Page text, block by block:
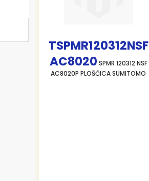
TSPMR120312NSF
AC8020 SPMR 120312 NSF
AC8020P PLOŠČICA SUMITOMO